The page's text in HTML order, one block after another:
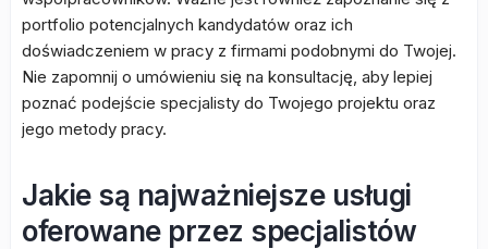
portfolio potencjalnych kandydatów oraz ich
doświadczeniem w pracy z firmami podobnymi do Twojej.
Nie zapomnij o umówieniu się na konsultację, aby lepiej
poznać podejście specjalisty do Twojego projektu oraz
jego metody pracy.
Jakie są najważniejsze usługi
oferowane przez specjalistów